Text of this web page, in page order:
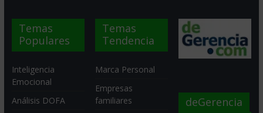
Temas
Populares
Inteligencia
Emocional
Análisis DOFA
Temas
Tendencia
Marca Personal
Empresas
familiares
deGerencia